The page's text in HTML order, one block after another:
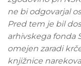
ne bi odgovarjal
Pred tem je bil
arhivskega fonda
omejen zaradi
knjižnice